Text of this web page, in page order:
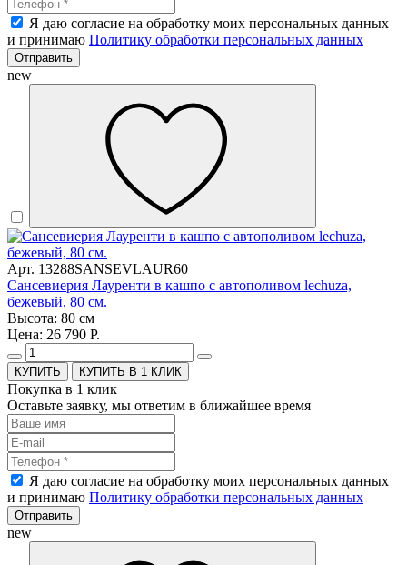
Я даю согласие на обработку моих персональных данных
и принимаю Политику обработки персональных данных
Отправить
new
Арт. 13288SANSEVLAUR60
Сансевиерия Лауренти в кашпо с автополивом lechuza,
бежевый, 80 см.
Высота: 80 см
Цена: 26 790 Р.
КУПИТЬ В 1 КЛИК
Покупка в 1 клик
Оставьте заявку, мы ответим в ближайшее время
Я даю согласие на обработку моих персональных данных
и принимаю Политику обработки персональных данных
Отправить
new